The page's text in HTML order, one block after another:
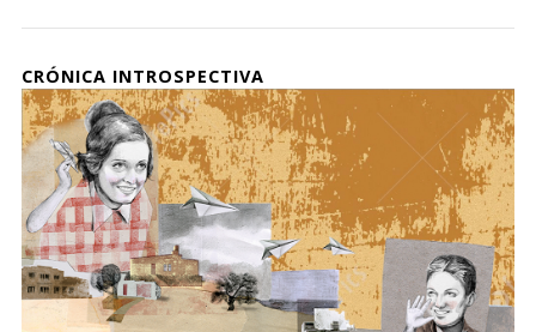
CRÓNICA INTROSPECTIVA